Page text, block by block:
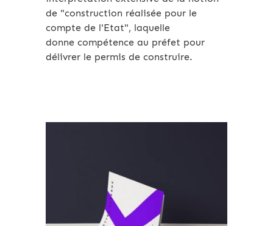
de "construction réalisée pour le
compte de l'Etat", laquelle
donne compétence au préfet pour
délivrer le permis de construire.